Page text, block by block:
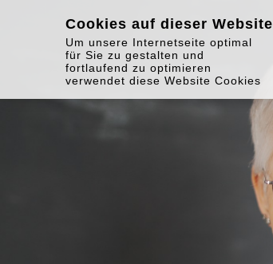
Cookies auf dieser Website
Um unsere Internetseite optimal
für Sie zu gestalten und
fortlaufend zu optimieren
verwendet diese Website Cookies